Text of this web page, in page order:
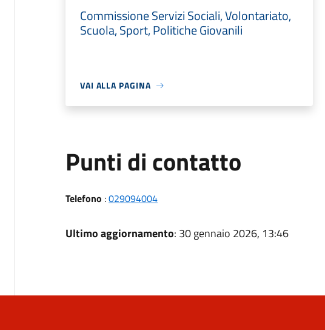
Commissione Servizi Sociali, Volontariato,
Scuola, Sport, Politiche Giovanili
VAI ALLA PAGINA
Punti di contatto
Telefono :029094004
Ultimo aggiornamento: 30 gennaio 2026, 13:46